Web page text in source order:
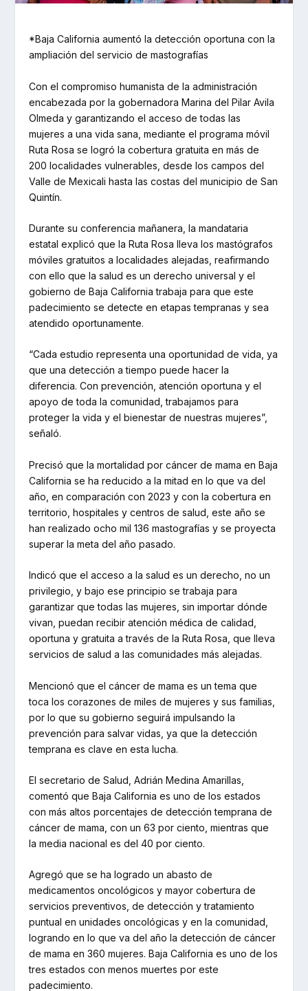
*Baja California aumentó la detección oportuna con la
ampliación del servicio de mastografías
Con el compromiso humanista de la administración
encabezada por la gobernadora Marina del Pilar Avila
Olmeda y garantizando el acceso de todas las
mujeres a una vida sana, mediante el programa móvil
Ruta Rosa se logró la cobertura gratuita en más de
200 localidades vulnerables, desde los campos del
Valle de Mexicali hasta las costas del municipio de San
Quintín.
Durante su conferencia mañanera, la mandataria
estatal explicó que la Ruta Rosa lleva los mastógrafos
móviles gratuitos a localidades alejadas, reafirmando
con ello que la salud es un derecho universal y el
gobierno de Baja California trabaja para que este
padecimiento se detecte en etapas tempranas y sea
atendido oportunamente.
“Cada estudio representa una oportunidad de vida, ya
que una detección a tiempo puede hacer la
diferencia. Con prevención, atención oportuna y el
apoyo de toda la comunidad, trabajamos para
proteger la vida y el bienestar de nuestras mujeres”,
señaló.
Precisó que la mortalidad por cáncer de mama en Baja
California se ha reducido a la mitad en lo que va del
año, en comparación con 2023 y con la cobertura en
territorio, hospitales y centros de salud, este año se
han realizado ocho mil 136 mastografías y se proyecta
superar la meta del año pasado.
Indicó que el acceso a la salud es un derecho, no un
privilegio, y bajo ese principio se trabaja para
garantizar que todas las mujeres, sin importar dónde
vivan, puedan recibir atención médica de calidad,
oportuna y gratuita a través de la Ruta Rosa, que lleva
servicios de salud a las comunidades más alejadas.
Mencionó que el cáncer de mama es un tema que
toca los corazones de miles de mujeres y sus familias,
por lo que su gobierno seguirá impulsando la
prevención para salvar vidas, ya que la detección
temprana es clave en esta lucha.
El secretario de Salud, Adrián Medina Amarillas,
comentó que Baja California es uno de los estados
con más altos porcentajes de detección temprana de
cáncer de mama, con un 63 por ciento, mientras que
la media nacional es del 40 por ciento.
Agregó que se ha logrado un abasto de
medicamentos oncológicos y mayor cobertura de
servicios preventivos, de detección y tratamiento
puntual en unidades oncológicas y en la comunidad,
logrando en lo que va del año la detección de cáncer
de mama en 360 mujeres. Baja California es uno de los
tres estados con menos muertes por este
padecimiento.